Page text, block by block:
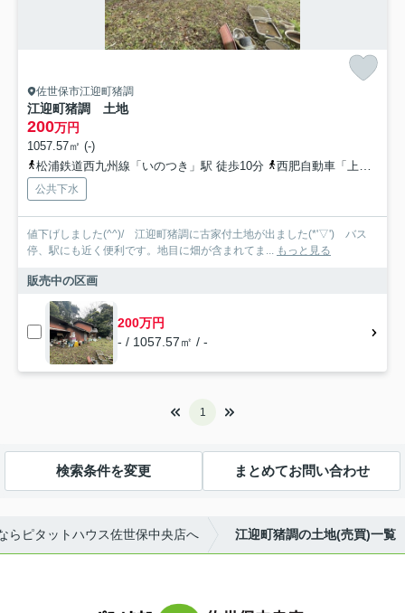
佐世保市江迎町猪調
江迎町猪調 土地
200万円
1057.57㎡ (-)
松浦鉄道西九州線「いのつき」駅 徒歩10分
西肥自動車「上志戸氏」バス停下車 徒歩2分
公共下水
値下げしました(^^)/ 江迎町猪調に古家付土地が出ました(*'▽') バス
停、駅にも近く便利です。地目に畑が含まれてま...
もっと見る
販売中の区画
200万円
- / 1057.57㎡ / -
1
検索条件を変更 まとめてお問い合わせ
らピタットハウス佐世保中央店へ 江迎町猪調の土地(売買)一覧